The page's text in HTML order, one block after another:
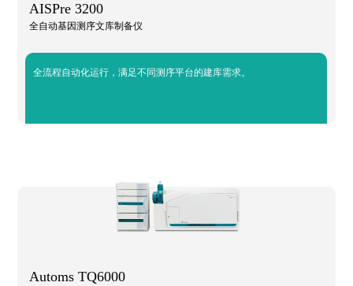
AISPre 3200
全自动基因测序文库制备仪
全流程自动化运行，满足不同测序平台的建库需求。
Automs TQ6000